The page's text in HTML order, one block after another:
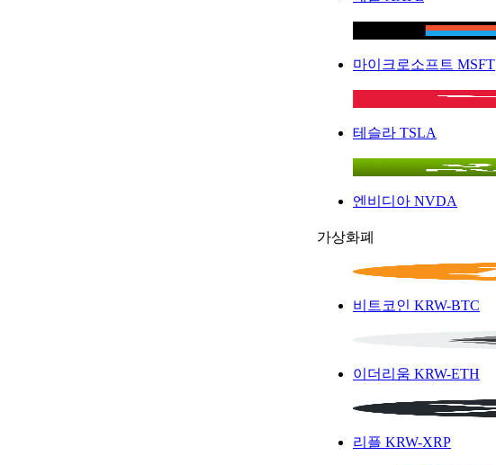
마이크로소프트 MSFT
테슬라 TSLA
엔비디아 NVDA
가상화폐
비트코인 KRW-BTC
이더리움 KRW-ETH
리플 KRW-XRP